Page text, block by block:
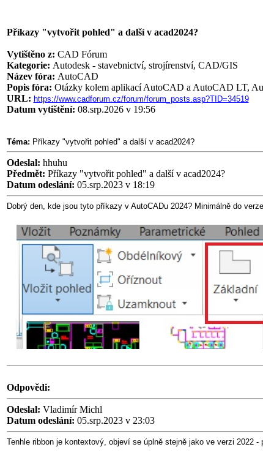
Příkazy "vytvořit pohled" a další v acad2024?
Vytištěno z: CAD Fórum
Kategorie: Autodesk - stavebnictví, strojírenství, CAD/GIS
Název fóra: AutoCAD
Popis fóra: Otázky kolem aplikací AutoCAD a AutoCAD LT,
URL: https://www.cadforum.cz/forum/forum_posts.asp?TID=34519
Datum vytištění: 08.srp.2026 v 19:56
Téma: Příkazy "vytvořit pohled" a další v acad2024?
Odeslal: hhuhu
Předmět: Příkazy "vytvořit pohled" a další v acad2024?
Datum odeslání: 05.srp.2023 v 18:19
Dobrý den, kde jsou tyto příkazy v AutoCADu 2024? Minimálně do
Odpovědi:
Odeslal: Vladimír Michl
Datum odeslání: 05.srp.2023 v 23:03
Tenhle ribbon je kontextový, objeví se úplně stejně jako ve verzi 2022